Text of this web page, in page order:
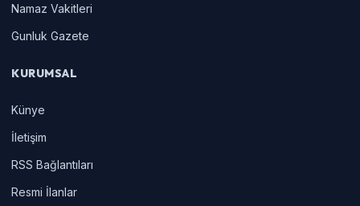
Namaz Vakitleri
Gunluk Gazete
KURUMSAL
Künye
İletişim
RSS Bağlantıları
Resmi İlanlar